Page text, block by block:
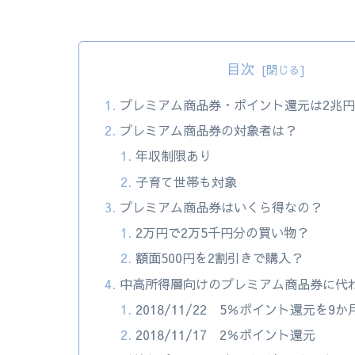
目次
プレミアム商品券・ポイント還元は2兆
プレミアム商品券の対象者は？
年収制限あり
子育て世帯も対象
プレミアム商品券はいくら得なの？
2万円で2万5千円分の買い物？
額面500円を2割引きで購入？
中高所得層向けのプレミアム商品券に代
2018/11/22 5％ポイント還元を9か
2018/11/17 2％ポイント還元